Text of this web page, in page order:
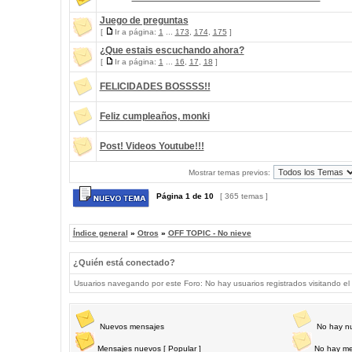
Juego de preguntas
[ Ir a página: 1 173 174, 175 ]
¿Que estais escuchando ahora?
[ Ir a página: 1 16 17 18 ]
FELICIDADES BOSSSS!!
Feliz cumpleaños, monki
Post! Videos Youtube!!!
Mostrar temas previos:
Página 1 de 10 [ 365 temas ]
Índice general » Otros » OFF TOPIC - No nieve
¿Quién está conectado?
Usuarios navegando por este Foro: No hay usuarios registrados visitando
Nuevos mensajes
Mensajes nuevos [ Popular ]
No hay
No hay